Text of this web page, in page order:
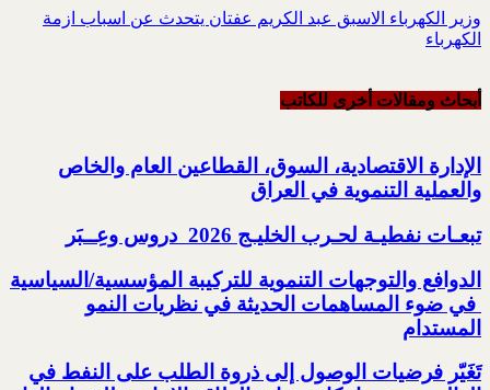
وزير الكهرباء الاسبق عبد الكريم عفتان يتحدث عن اسباب ازمة
الكهرباء
أبحاث ومقالات أخرى للکاتب
الإدارة الاقتصادية، السوق، القطاعين العام والخاص
والعملية التنموية في العراق
تبعـات نفطيـة لحـرب الخليـج 2026‏ ‏ دروس وعِــبَر
الدوافع والتوجهات التنموية للتركيبة المؤسسية/السياسية
‏ في ضوء المساهمات الحديثة في نظريات النمو
المستدام
تَغَيّر فرضيات الوصول إلى ذروة الطلب على النفط في